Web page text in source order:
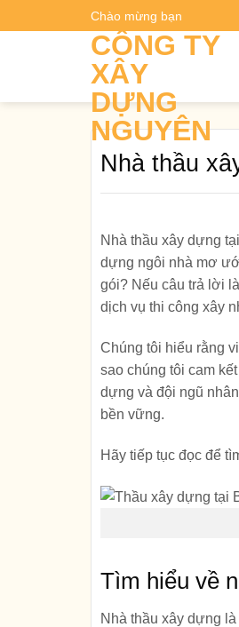
to
Chào mừng bạn
CÔNG TY
XÂY
DỰNG
NGUYÊN
Nhà thầu
Nhà thầu xây dựng
dựng ngôi nhà mơ
gói? Nếu câu trả lời
dịch vụ thi công xây
Chúng tôi hiểu rằng
sao chúng tôi cam
dựng và đội ngũ
bền vững.
Hãy tiếp tục đọc để
Tìm hiểu về
Nhà thầu xây dựng